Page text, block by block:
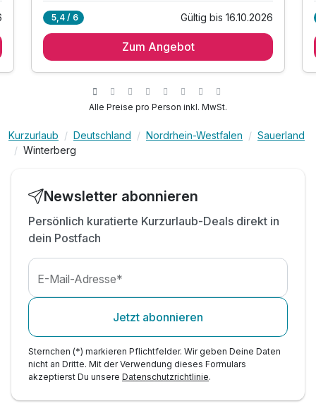
1 x Informationen zum Ruhrtalradweg
/Stempelstelle
inkl. 1 Flasche Mineralwasser
5,4 / 6 Gültig bis 16.10.2026
Zum Angebot
Alle Preise pro Person inkl. MwSt.
Kurzurlaub Deutschland Nordrhein-Westfalen
Sauerland
Winterberg
Newsletter abonnieren
Persönlich kuratierte Kurzurlaub-Deals direkt in
dein Postfach
E-Mail-Adresse*
Jetzt abonnieren
Sternchen (*) markieren Pflichtfelder. Wir geben Deine Daten
nicht an Dritte. Mit der Verwendung dieses Formulars
akzeptierst Du unsere Datenschutzrichtlinie.